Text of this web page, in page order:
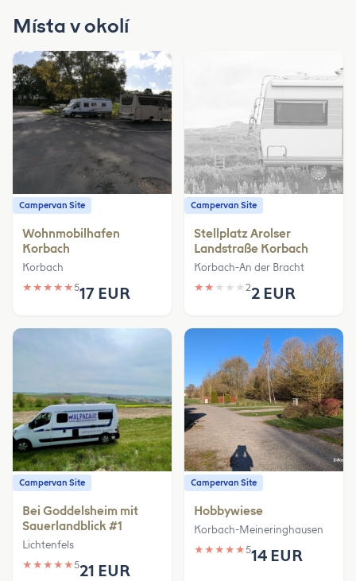
Místa v okolí
Campervan Site
Wohnmobilhafen
Korbach
Korbach
★ ★ ★ ★ ★517 EUR
Campervan Site
Stellplatz Arolser
Landstraße Korbach
Korbach-An der Bracht
★ ★ ★ ★ ★ 22 EUR
Campervan Site
Bei Goddelsheim mit
Sauerlandblick #1
Lichtenfels
★ ★ ★ ★ ★521 EUR
Campervan Site
Hobbywiese
Korbach-Meineringhausen
★ ★ ★ ★ ★514 EUR